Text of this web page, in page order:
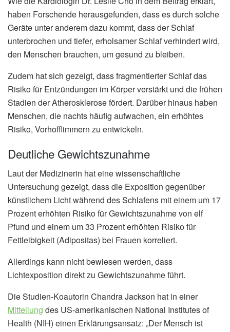
haben Forschende herausgefunden, dass es durch solche
Geräte unter anderem dazu kommt, dass der Schlaf
unterbrochen und tiefer, erholsamer Schlaf verhindert wird,
den Menschen brauchen, um gesund zu bleiben.
Zudem hat sich gezeigt, dass fragmentierter Schlaf das
Risiko für Entzündungen im Körper verstärkt und die frühen
Stadien der Atherosklerose fördert. Darüber hinaus haben
Menschen, die nachts häufig aufwachen, ein erhöhtes
Risiko, Vorhofflimmern zu entwickeln.
Deutliche Gewichtszunahme
Laut der Medizinerin hat eine wissenschaftliche
Untersuchung gezeigt, dass die Exposition gegenüber
künstlichem Licht während des Schlafens mit einem um 17
Prozent erhöhten Risiko für Gewichtszunahme von elf
Pfund und einem um 33 Prozent erhöhten Risiko für
Fettleibigkeit (Adipositas) bei Frauen korreliert.
Allerdings kann nicht bewiesen werden, dass
Lichtexposition direkt zu Gewichtszunahme führt.
Die Studien-Koautorin Chandra Jackson hat in einer
Mitteilung des US-amerikanischen National Institutes of
Health (NIH) einen Erklärungsansatz: „Der Mensch ist